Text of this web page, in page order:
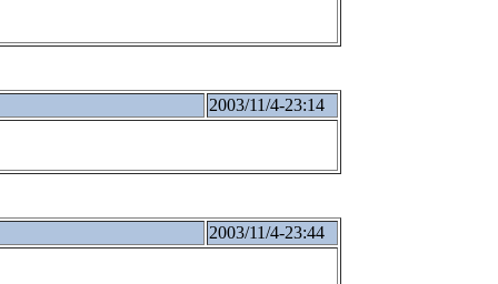
2003/11/4-23:14
2003/11/4-23:44